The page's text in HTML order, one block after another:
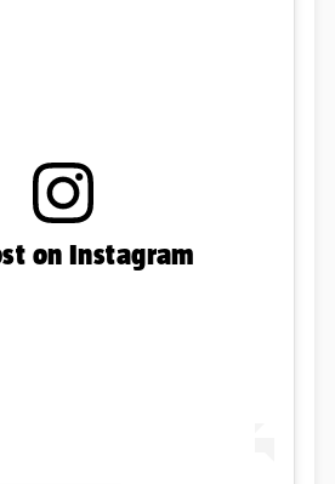
on Instagram